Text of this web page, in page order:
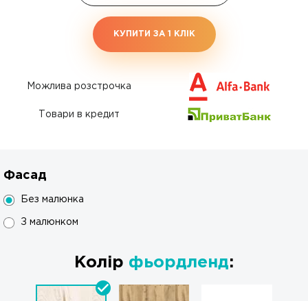
КУПИТИ ЗА 1 КЛIК
Можлива розстрочка
Товари в кредит
Фасад
Без малюнка
З малюнком
Колір фьордленд: